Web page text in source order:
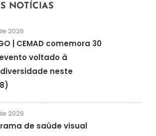
NOTÍCIAS
2026
| CEMAD comemora 30
voltado à
neste
2026
de saúde visual